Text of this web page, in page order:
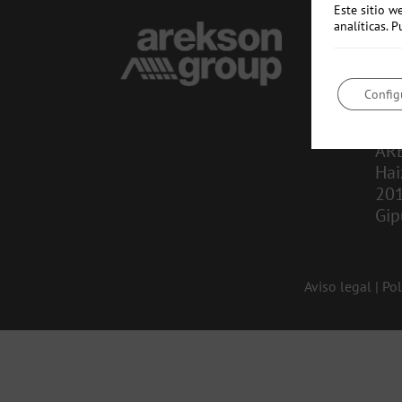
Aviso legal |
Este sitio
analíticas.